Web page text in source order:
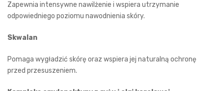
Zapewnia intensywne nawilżenie i wspiera utrzymanie
odpowiedniego poziomu nawodnienia skóry.
Skwalan
Pomaga wygładzić skórę oraz wspiera jej naturalną ochronę
przed przesuszeniem.